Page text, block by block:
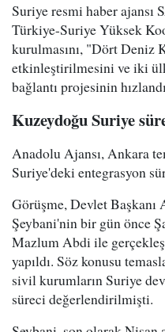
Suriye resmi haber ajansı
Türkiye-Suriye Yüksek
kurulmasını, "Dört Deniz
etkinleştirilmesini ve iki
bağlantı projesinin
Kuzeydoğu Suriye
Anadolu Ajansı, Ankara
Suriye'deki entegrasyon
Görüşme, Devlet Başkanı
Şeybani'nin bir gün önce
Mazlum Abdi ile
yapıldı. Söz konusu
sivil kurumların Suriye
süreci değerlendirilmişti.